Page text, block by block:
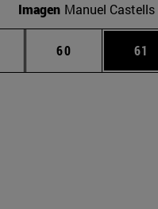
Imagen Manuel Castells
Páginas intermedias Use
Página
60 61